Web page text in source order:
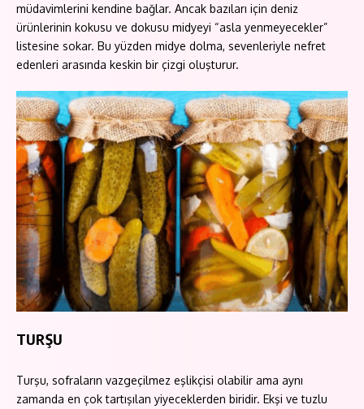
müdavimlerini kendine bağlar. Ancak bazıları için deniz
ürünlerinin kokusu ve dokusu midyeyi “asla yenmeyecekler”
listesine sokar. Bu yüzden midye dolma, sevenleriyle nefret
edenleri arasında keskin bir çizgi oluşturur.
TURŞU
Turşu, sofraların vazgeçilmez eşlikçisi olabilir ama aynı
zamanda en çok tartışılan yiyeceklerden biridir. Ekşi ve tuzlu